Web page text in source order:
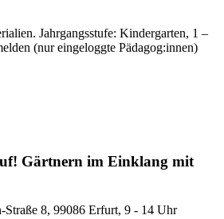
Jahrgangsstufe: Kindergarten, 1 –
(nur eingeloggte Pädagog:innen)
Gärtnern im Einklang mit
Straße 8, 99086 Erfurt, 9 - 14 Uhr